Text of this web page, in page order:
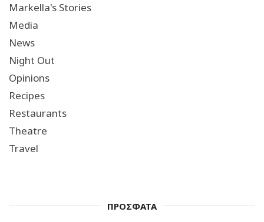
Markella's Stories
Media
News
Night Out
Opinions
Recipes
Restaurants
Theatre
Travel
ΠΡΟΣΦΑΤΑ